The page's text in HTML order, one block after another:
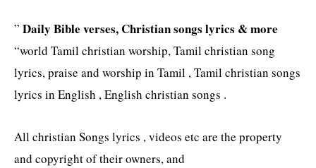
” Daily Bible verses, Christian songs lyrics & more
“world Tamil christian worship, Tamil christian song
lyrics, praise and worship in Tamil , Tamil christian songs
lyrics in English , English christian songs .
All christian Songs lyrics , videos etc are the property
and copyright of their owners, and